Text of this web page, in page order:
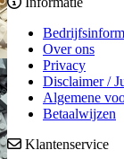
Over ons
Privacy
Disclaimer /
Algemene
Betaalwijzen
Klantenservice